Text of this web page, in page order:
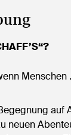
Menschen
auf
neuen